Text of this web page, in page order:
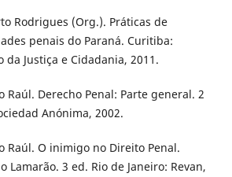
Rodrigues (Org.). Práticas de
penais do Paraná. Curitiba:
da Justiça e Cidadania, 2011.
Raúl. Derecho Penal: Parte general. 2
Anónima, 2002.
Raúl. O inimigo no Direito Penal.
Lamarão. 3 ed. Rio de Janeiro: Revan,